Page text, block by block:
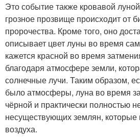
Это событие также кровавой
грозное прозвище происходит от
пророчества. Кроме того, оно
описывает цвет луны во время
кажется красной во время
благодаря атмосфере земли,
солнечные лучи. Таким образом,
было атмосферы, луна во время
чёрной и практически полностью
несуществующих землян,
воздуха.